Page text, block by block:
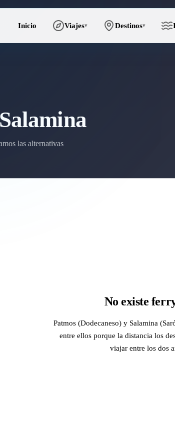
Inicio Viajes▾ Destinos▾
las alternativas
No existe
Patmos (Dodecaneso) y Salamina
entre ellos porque la distancia los
viajar entre los dos